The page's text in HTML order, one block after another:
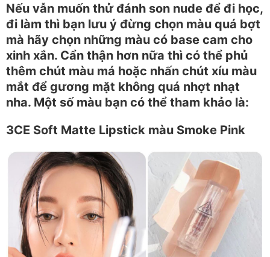
Nếu vẫn muốn thử đánh son nude để đi học,
đi làm thì bạn lưu ý đừng chọn màu quá bợt
mà hãy chọn những màu có base cam cho
xinh xắn. Cẩn thận hơn nữa thì có thể phủ
thêm chút màu má hoặc nhấn chút xíu màu
mắt để gương mặt không quá nhợt nhạt
nha. Một số màu bạn có thể tham khảo là:
3CE Soft Matte Lipstick màu Smoke Pink